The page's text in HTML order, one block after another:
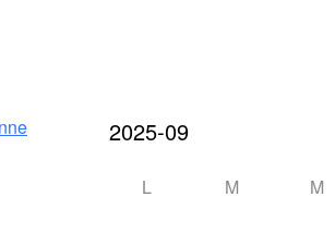
L M M